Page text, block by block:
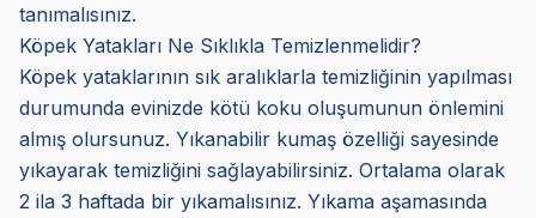
tanımalısınız.
Köpek Yatakları Ne Sıklıkla Temizlenmelidir?
Köpek yataklarının sık aralıklarla temizliğinin yapılması
durumunda evinizde kötü koku oluşumunun önlemini
almış olursunuz. Yıkanabilir kumaş özelliği sayesinde
yıkayarak temizliğini sağlayabilirsiniz. Ortalama olarak
2 ila 3 haftada bir yıkamalısınız. Yıkama aşamasında